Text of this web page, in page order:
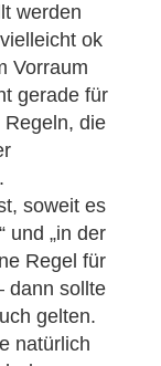
werden
ok
Vorraum
gerade für
Regeln, die
soweit es
und „in der
Regel für
dann sollte
gelten.
natürlich